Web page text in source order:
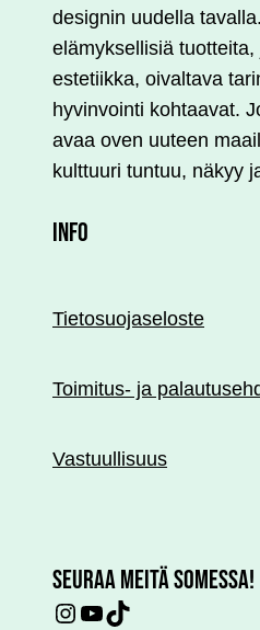
designin uudella
elämyksellisiä
estetiikka, oivaltava
hyvinvointi kohtaavat.
avaa oven uuteen
kulttuuri tuntuu, näkyy
INFO
Tietosuojaseloste
Toimitus- ja
Vastuullisuus
SEURAA MEITÄ SOMESSA!
Instagram
YouTube
TikTok